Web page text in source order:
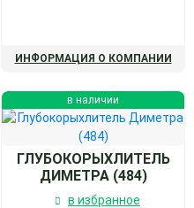
ИНФОРМАЦИЯ О КОМПАНИИ
в наличии
ГЛУБОКОРЫХЛИТЕЛЬ
ДИМЕТРА (484)
в избранное